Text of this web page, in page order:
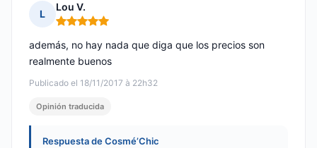
L
Lou V.
Nota: 5 de 5
Publicado el 18/11/2017 à 22h32
además, no hay nada que diga que los precios son
realmente buenos
Opinión traducida
Respuesta de Cosmé’Chic